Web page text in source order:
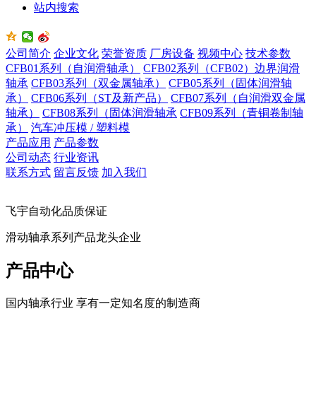
站内搜索
公司简介 企业文化 荣誉资质 厂房设备 视频中心 技术参数
CFB01系列（自润滑轴承）
CFB02系列（CFB02）边界润滑
轴承 CFB03系列（双金属轴承）
CFB05系列（固体润滑轴
承）
CFB06系列（ST及新产品）
CFB07系列（自润滑双金属
轴承）
CFB08系列（固体润滑轴承 CFB09系列（青铜卷制轴
承）
汽车冲压模 / 塑料模
产品应用 产品参数
公司动态 行业资讯
联系方式 留言反馈 加入我们
飞宇自动化品质保证
滑动轴承系列产品龙头企业
产品中心
国内轴承行业 享有一定知名度的制造商